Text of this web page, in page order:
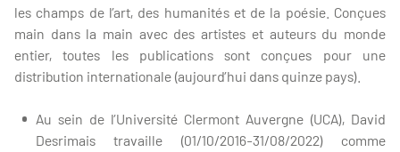
les champs de l’art, des humanités et de la poésie. Conçues
main dans la main avec des artistes et auteurs du monde
entier, toutes les publications sont conçues pour une
distribution internationale (aujourd’hui dans quinze pays).
Au sein de l’Université Clermont Auvergne (UCA), David
Desrimais travaille (01/10/2016-31/08/2022) comme